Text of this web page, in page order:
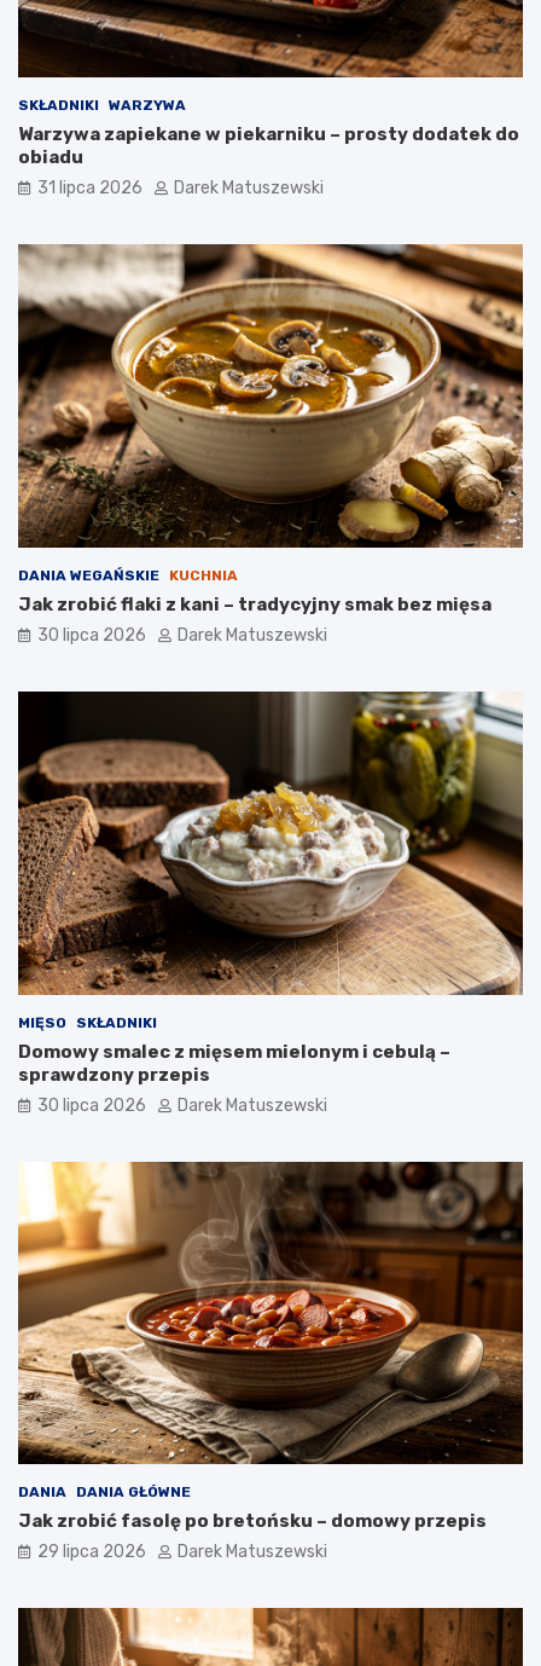
SKŁADNIKI WARZYWA
Warzywa zapiekane w piekarniku – prosty dodatek do
obiadu
31 lipca 2026 Darek Matuszewski
DANIA WEGAŃSKIE KUCHNIA
Jak zrobić flaki z kani – tradycyjny smak bez mięsa
30 lipca 2026 Darek Matuszewski
MIĘSO SKŁADNIKI
Domowy smalec z mięsem mielonym i cebulą –
sprawdzony przepis
30 lipca 2026 Darek Matuszewski
DANIA DANIA GŁÓWNE
Jak zrobić fasolę po bretońsku – domowy przepis
29 lipca 2026 Darek Matuszewski